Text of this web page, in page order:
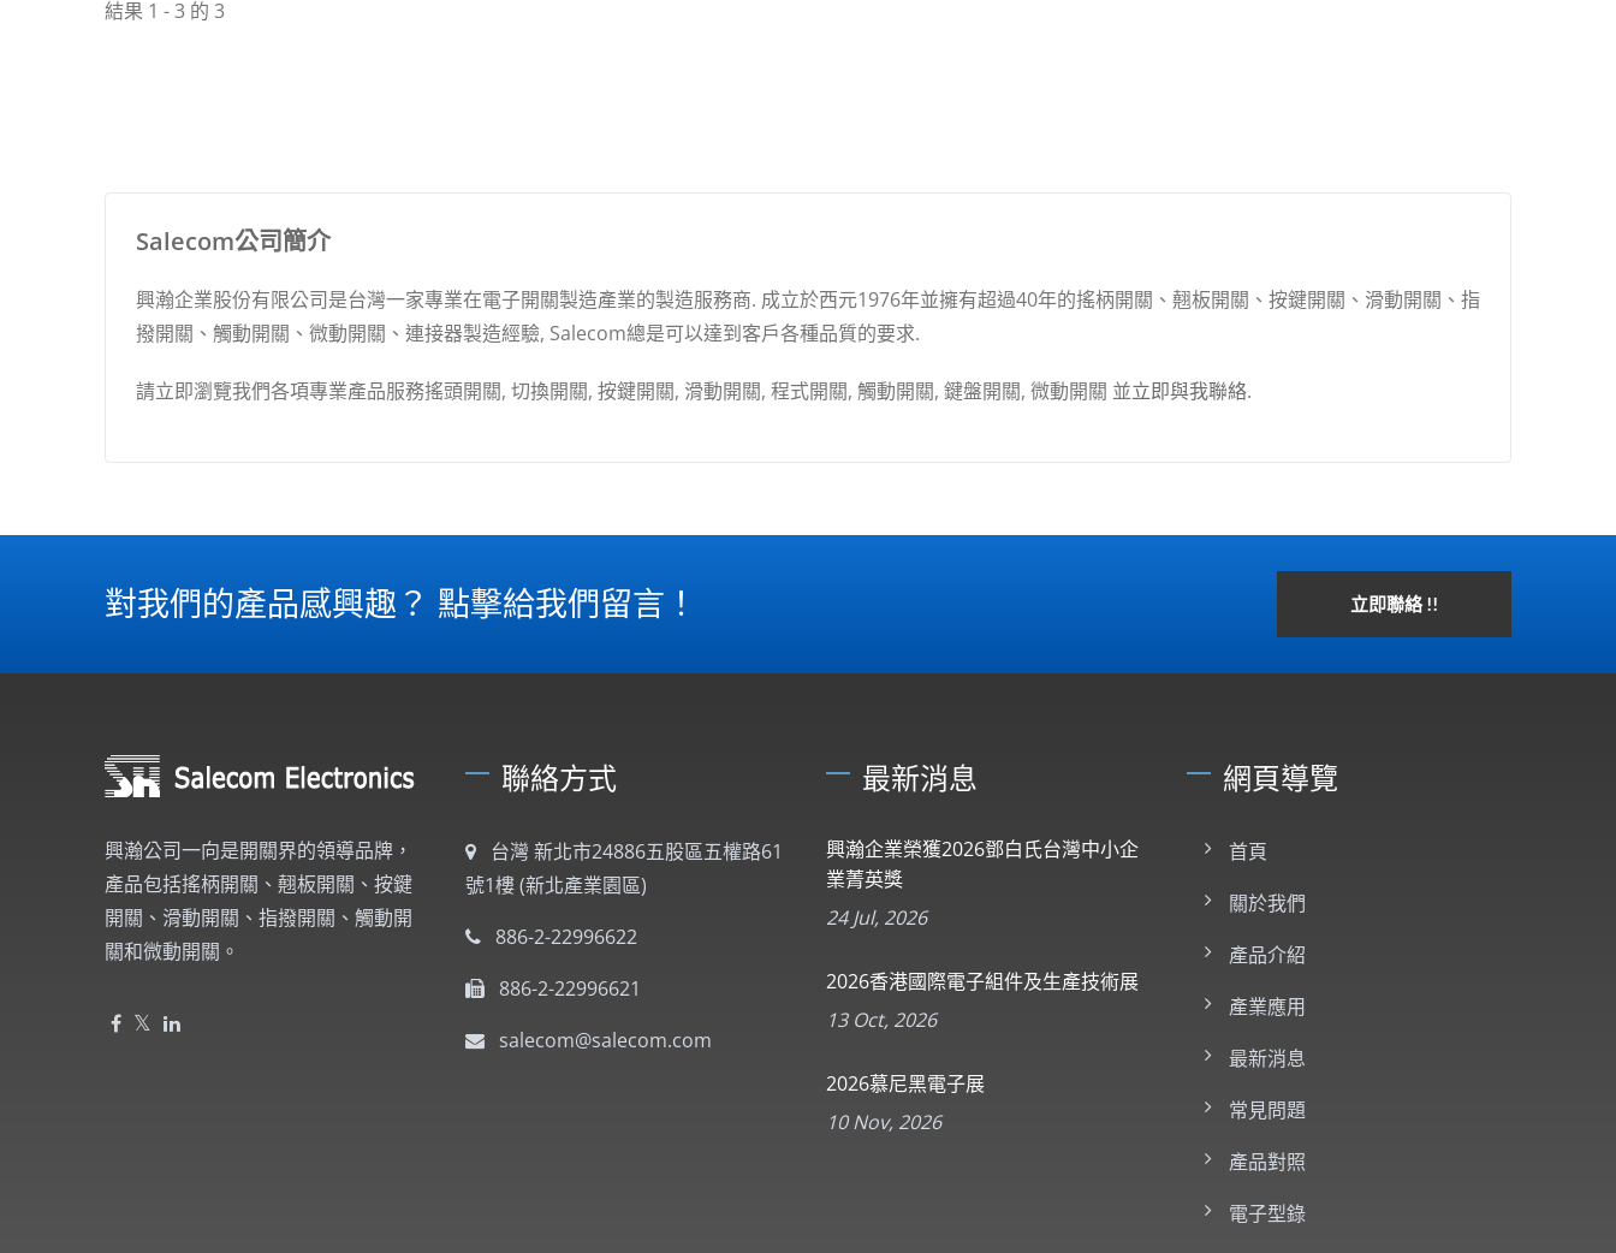
結果 1 - 3 的 3
Salecom公司簡介
興瀚企業股份有限公司是台灣一家專業在電子開關製造產業的製造服務商. 成立於西元1976年並擁有超過40年的搖柄開關、翹板開關、按鍵開關、滑動開關、指
撥開關、觸動開關、微動開關、連接器製造經驗, Salecom總是可以達到客戶各種品質的要求.
請立即瀏覽我們各項專業產品服務搖頭開關, 切換開關, 按鍵開關, 滑動開關, 程式開關, 觸動開關, 鍵盤開關, 微動開關 並立即與我聯絡.
對我們的產品感興趣？ 點擊給我們留言！ 立即聯絡 !!
興瀚公司一向是開關界的領導品牌，
產品包括搖柄開關、翹板開關、按鍵
開關、滑動開關、指撥開關、觸動開
關和微動開關。
聯絡方式
台灣 新北市24886五股區五權路61
號1樓 (新北產業園區)
886-2-22996622
886-2-22996621
salecom@salecom.com
最新消息
興瀚企業榮獲2026鄧白氏台灣中小企
業菁英獎
24 Jul, 2026
2026香港國際電子組件及生產技術展
13 Oct, 2026
2026慕尼黑電子展
10 Nov, 2026
網頁導覽
首頁
關於我們
產品介紹
產業應用
最新消息
常見問題
產品對照
電子型錄